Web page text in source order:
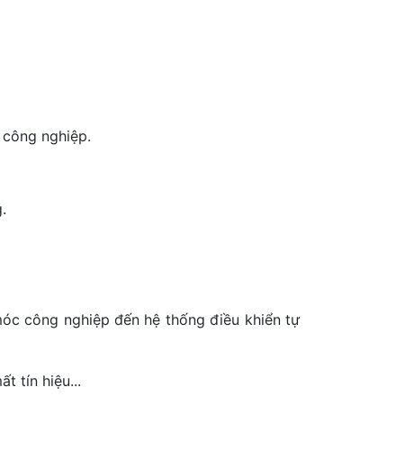
nghiệp.
công nghiệp đến hệ thống điều khiển tự
tín hiệu...